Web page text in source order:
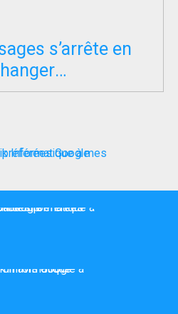
s’arrête en
?